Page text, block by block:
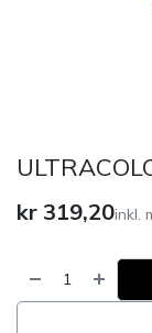
kr 319,20inkl.